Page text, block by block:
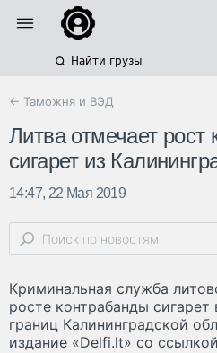
Найти грузы
← Таможня и ВЭД
Литва отмечает рост
сигарет из
14:47, 22 Мая 2019
Криминальная служба
росте контрабанды
границ Калининградской
издание «Delfi.lt» со